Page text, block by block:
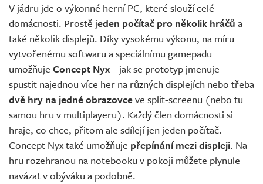
V jádru jde o výkonné herní PC, které slouží celé
domácnosti. Prostě jeden počítač pro několik hráčů a
také několik displejů. Díky vysokému výkonu, na míru
vytvořenému softwaru a speciálnímu gamepadu
umožňuje Concept Nyx– jak se prototyp jmenuje –
spustit najednou více her na různých displejích nebo třeba
dvě hry na jedné obrazovceve split-screenu (nebo tu
samou hru v multiplayeru). Každý člen domácnosti si
hraje, co chce, přitom ale sdílejí jen jeden počítač.
Concept Nyx také umožňuje přepínání mezi displeji. Na
hru rozehranou na notebooku v pokoji můžete plynule
navázat v obýváku a podobně.